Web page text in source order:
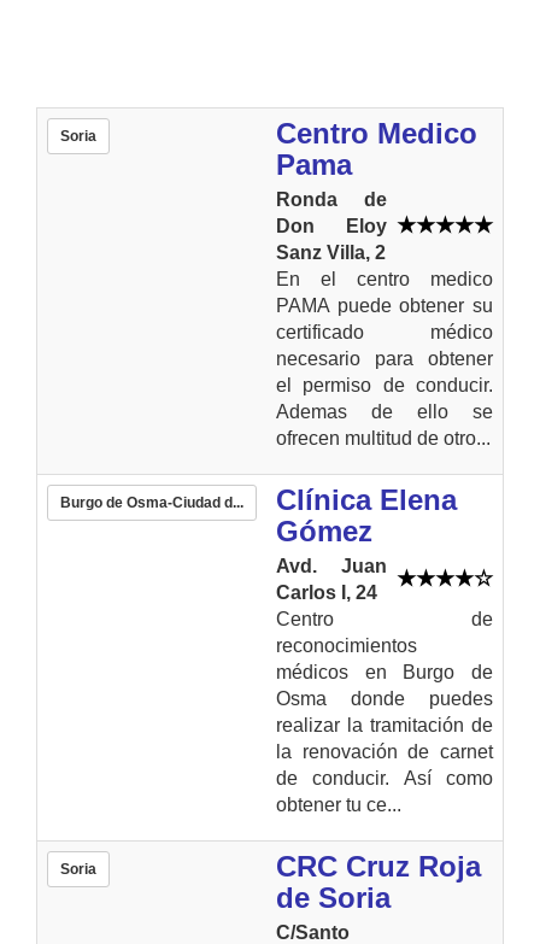
Soria
Centro Medico
Pama
Ronda de
Don Eloy
Sanz Villa, 2
En el centro medico
PAMA puede obtener su
certificado médico
necesario para obtener
el permiso de conducir.
Ademas de ello se
ofrecen multitud de otro...
Burgo de Osma-Ciudad d...
Clínica Elena
Gómez
Avd. Juan
Carlos I, 24
Centro de
reconocimientos
médicos en Burgo de
Osma donde puedes
realizar la tramitación de
la renovación de carnet
de conducir. Así como
obtener tu ce...
Soria
CRC Cruz Roja
de Soria
C/Santo